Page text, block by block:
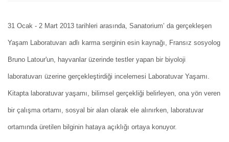
31 Ocak - 2 Mart 2013 tarihleri arasında, Sanatorium’ da gerçekleşen
Yaşam Laboratuvarı adlı karma serginin esin kaynağı, Fransız sosyolog
Bruno Latour'un, hayvanlar üzerinde testler yapan bir biyoloji
laboratuvarı üzerine gerçekleştirdiği incelemesi Laboratuvar Yaşamı.
Kitapta laboratuvar yaşamı, bilimsel gerçekliği belirleyen, ona yön veren
bir çalışma ortamı, sosyal bir alan olarak ele alınırken, laboratuvar
ortamında üretilen bilginin hataya açıklığı ortaya konuyor.